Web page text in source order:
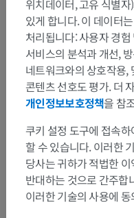
위치데이터, 고유 식별
있게 합니다. 이 데이터
처리됩니다: 사용자 경
서비스의 분석과 개선,
네트워크와의 상호작용,
콘텐츠 선호도 평가. 더
개인정보보호정책을 참
쿠키 설정 도구에 접속
할 수 있습니다. 이러한
당사는 귀하가 적법한
반대하는 것으로 간주
이러한 기술의 사용에